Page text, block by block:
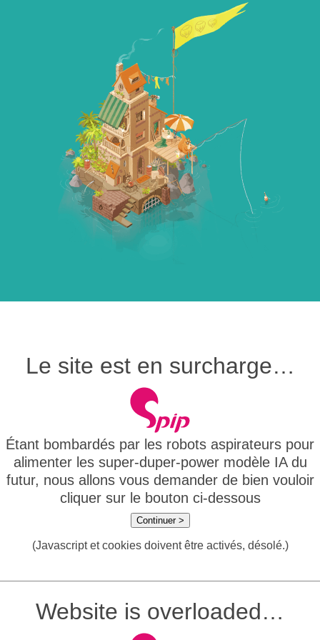
Le site est en surcharge…
Étant bombardés par les robots aspirateurs pour
alimenter les super-duper-power modèle IA du
futur, nous allons vous demander de bien vouloir
cliquer sur le bouton ci-dessous
Continuer >
(Javascript et cookies doivent être activés, désolé.)
Website is overloaded…